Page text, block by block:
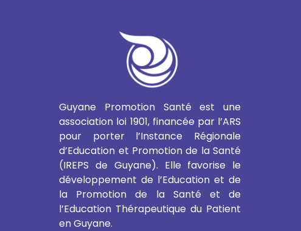
Guyane Promotion Santé est une
association loi 1901, financée par l’ARS
pour porter l’Instance Régionale
d’Education et Promotion de la Santé
(IREPS de Guyane). Elle favorise le
développement de l’Education et de
la Promotion de la Santé et de
l’Education Thérapeutique du Patient
en Guyane.